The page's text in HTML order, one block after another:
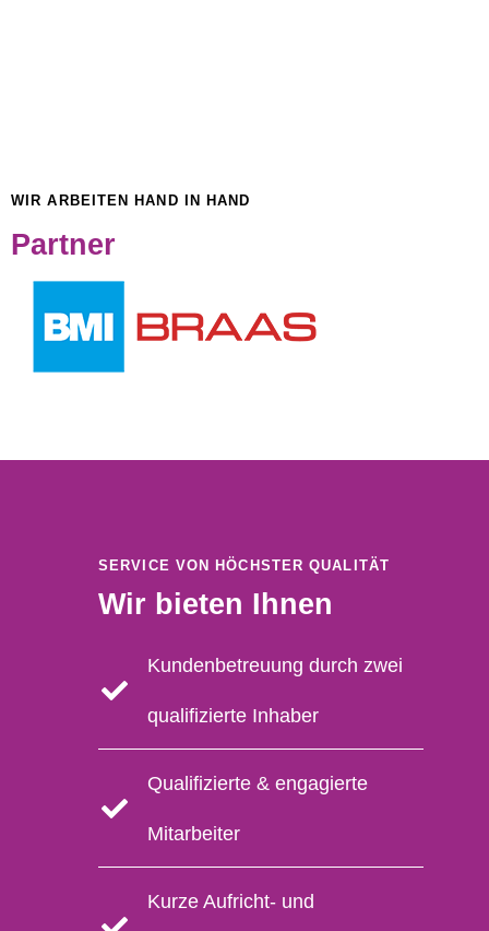
WIR ARBEITEN HAND IN HAND
Partner
SERVICE VON HÖCHSTER QUALITÄT
Wir bieten Ihnen
Kundenbetreuung durch zwei
qualifizierte Inhaber
Qualifizierte & engagierte
Mitarbeiter
Kurze Aufricht- und